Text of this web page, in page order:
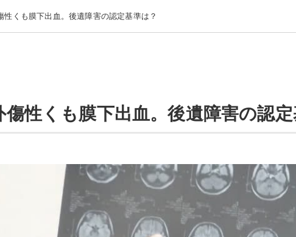
性くも膜下出血。後遺障害の認定基準は？
性くも膜下出血。後遺障害の認